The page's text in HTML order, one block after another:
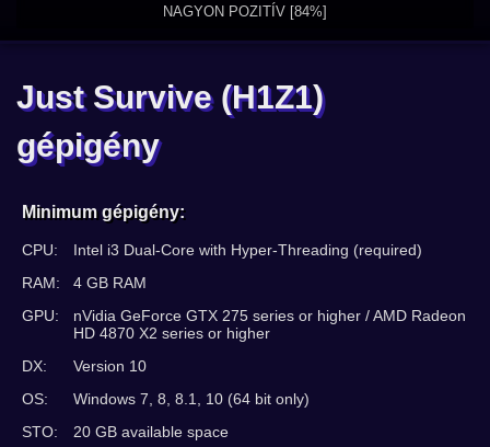
NAGYON POZITÍV [84%]
Just Survive (H1Z1)
gépigény
Minimum gépigény:
CPU:
Intel i3 Dual-Core with Hyper-Threading (required)
RAM:
4 GB RAM
GPU:
nVidia GeForce GTX 275 series or higher / AMD Radeon
HD 4870 X2 series or higher
DX:
Version 10
OS:
Windows 7, 8, 8.1, 10 (64 bit only)
STO:
20 GB available space